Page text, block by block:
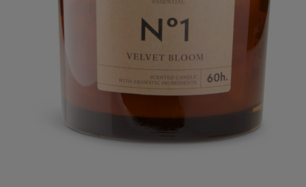
és kiegészítők
világítás